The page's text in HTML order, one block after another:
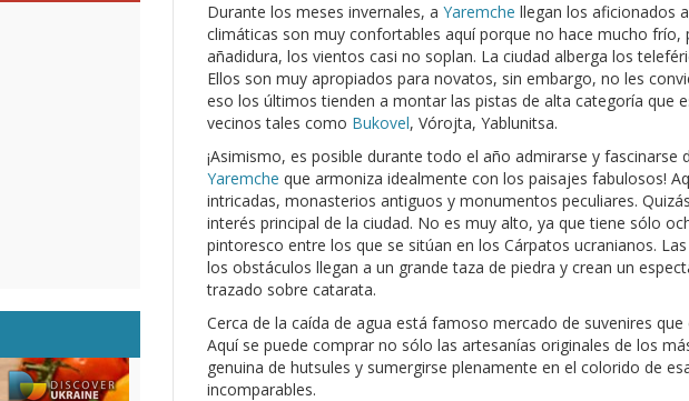
Durante los meses invernales, a Yaremche llegan los aficionados
climáticas son muy confortables aquí porque no hace mucho
añadidura, los vientos casi no soplan. La ciudad alberga los
Ellos son muy apropiados para novatos, sin embargo, no les
eso los últimos tienden a montar las pistas de alta categoría que
vecinos tales como Bukovel, Vórojta, Yablunitsa.
¡Asimismo, es posible durante todo el año admirarse y fascinarse
Yaremche que armoniza idealmente con los paisajes fabulosos!
intricadas, monasterios antiguos y monumentos peculiares.
interés principal de la ciudad. No es muy alto, ya que tiene sólo
pintoresco entre los que se sitúan en los Cárpatos ucranianos.
los obstáculos llegan a un grande taza de piedra y crean un
trazado sobre catarata.
Cerca de la caída de agua está famoso mercado de suvenires
Aquí se puede comprar no sólo las artesanías originales de los
genuina de hutsules y sumergirse plenamente en el colorido de
incomparables.